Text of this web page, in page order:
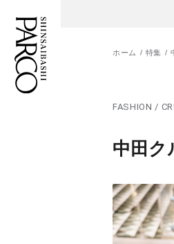
フロアガイド
ニュース
レストラン・カフ
ENGLISH
ภาษาไทย
ホーム 特集
FASHION /
中田ク